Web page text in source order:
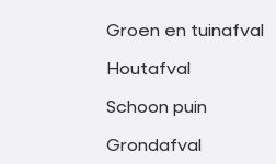
Groen en tuinafval
Houtafval
Schoon puin
Grondafval